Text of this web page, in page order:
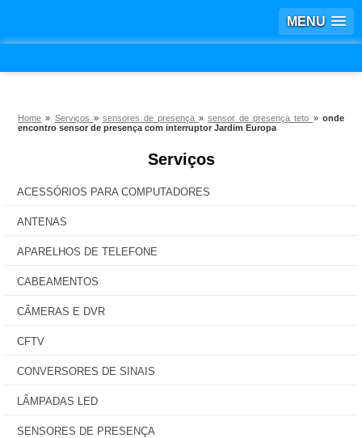
MENU
Home » Serviços » sensores de presença»sensor de presença teto » onde
encontro sensor de presença com interruptor Jardim Europa
Serviços
ACESSÓRIOS PARA COMPUTADORES
ANTENAS
APARELHOS DE TELEFONE
CABEAMENTOS
CÂMERAS E DVR
CFTV
CONVERSORES DE SINAIS
LÂMPADAS LED
SENSORES DE PRESENÇA